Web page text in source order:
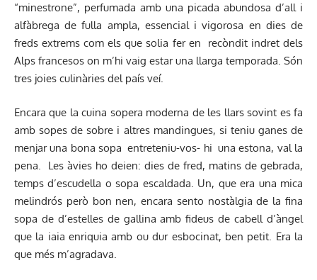
“minestrone”, perfumada amb una picada abundosa d’all i
alfàbrega de fulla ampla, essencial i vigorosa en dies de
freds extrems com els que solia fer en recòndit indret dels
Alps francesos on m’hi vaig estar una llarga temporada. Són
tres joies culinàries del país veí.
Encara que la cuina sopera moderna de les llars sovint es fa
amb sopes de sobre i altres mandingues, si teniu ganes de
menjar una bona sopa entreteniu-vos- hi una estona, val la
pena. Les àvies ho deien: dies de fred, matins de gebrada,
temps d’escudella o sopa escaldada. Un, que era una mica
melindrós però bon nen, encara sento nostàlgia de la fina
sopa de d’estelles de gallina amb fideus de cabell d’àngel
que la iaia enriquia amb ou dur esbocinat, ben petit. Era la
que més m’agradava.